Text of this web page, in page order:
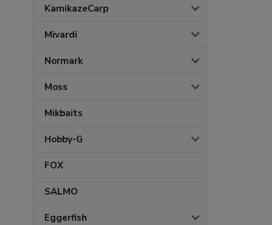
KamikazeCarp
Mivardi
Normark
Moss
Mikbaits
Hobby-G
FOX
SALMO
Eggerfish